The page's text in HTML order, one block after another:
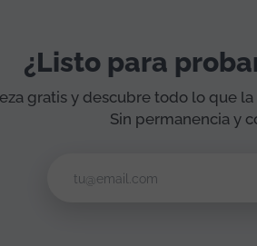
¿Listo para
gratis y descubre todo lo que
Sin permanencia y